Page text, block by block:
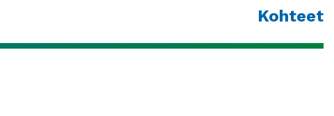
Kohteet